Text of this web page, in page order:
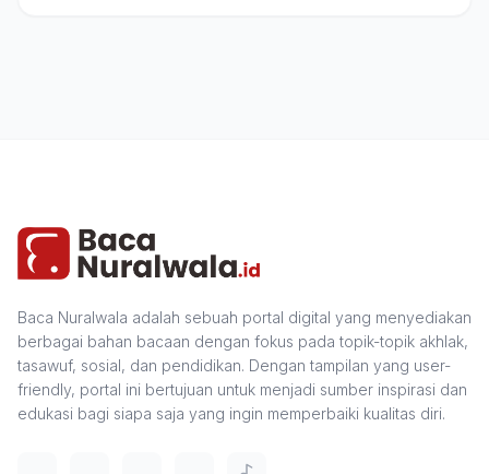
Baca Nuralwala adalah sebuah portal digital yang menyediakan
berbagai bahan bacaan dengan fokus pada topik-topik akhlak,
tasawuf, sosial, dan pendidikan. Dengan tampilan yang user-
friendly, portal ini bertujuan untuk menjadi sumber inspirasi dan
edukasi bagi siapa saja yang ingin memperbaiki kualitas diri.